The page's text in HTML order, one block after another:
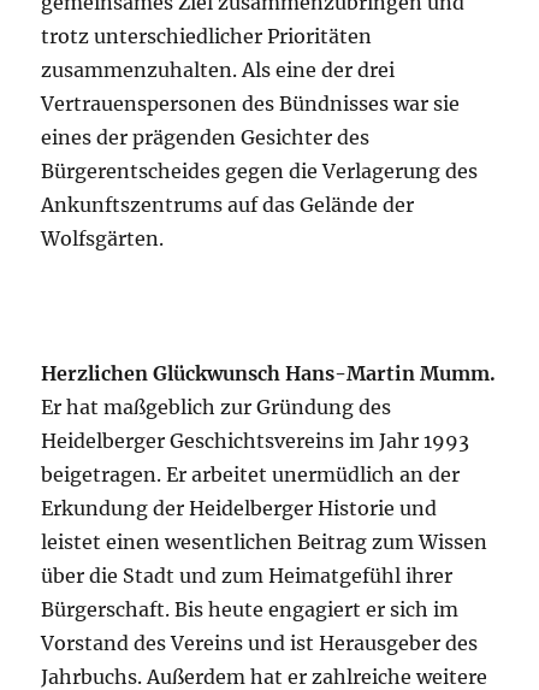
trotz unterschiedlicher Prioritäten
zusammenzuhalten. Als eine der drei
Vertrauenspersonen des Bündnisses war sie
eines der prägenden Gesichter des
Bürgerentscheides gegen die Verlagerung des
Ankunftszentrums auf das Gelände der
Wolfsgärten.
Herzlichen Glückwunsch Hans-Martin Mumm.
Er hat maßgeblich zur Gründung des
Heidelberger Geschichtsvereins im Jahr 1993
beigetragen. Er arbeitet unermüdlich an der
Erkundung der Heidelberger Historie und
leistet einen wesentlichen Beitrag zum Wissen
über die Stadt und zum Heimatgefühl ihrer
Bürgerschaft. Bis heute engagiert er sich im
Vorstand des Vereins und ist Herausgeber des
Jahrbuchs. Außerdem hat er zahlreiche weitere